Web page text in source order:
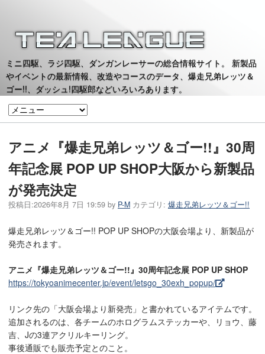
ミニ四駆、ラジ四駆、ダンガンレーサーの総合情報サイト。 新製品
やイベントの最新情報、改造やコースのデータ、爆走兄弟レッツ＆
ゴー!!、ダッシュ!四駆郎などいろいろあります。
アニメ『爆走兄弟レッツ＆ゴー!!』30周
年記念展 POP UP SHOP大阪から新製品
が発売決定
投稿日:2026年8月 7日 19:59 by P-M カテゴリ: 爆走兄弟レッツ＆ゴー!!
爆走兄弟レッツ＆ゴー!! POP UP SHOPの大阪会場より、新製品が
発売されます。
アニメ『爆走兄弟レッツ＆ゴー!!』30周年記念展 POP UP SHOP
https://tokyoanimecenter.jp/event/letsgo_30exh_popup/
リンク先の「大阪会場より新発売」と書かれているアイテムです。
追加されるのは、各チームのホログラムステッカーや、リョウ、藤
吉、Jの3連アクリルキーリング。
事後通販でも販売予定とのこと。